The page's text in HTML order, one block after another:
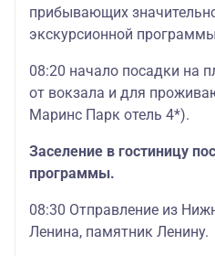
прибывающих
экскурсионной
08:20 начало посадки на
от вокзала и для
Маринс Парк отель 4*).
Заселение в гостиницу
программы.
08:30 Отправление из
Ленина, памятник Ленину.